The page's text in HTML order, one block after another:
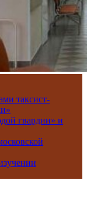
таксист-
гвардии» и